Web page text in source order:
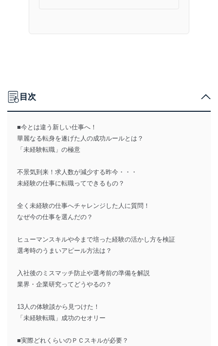
目次
■今とは違う新しい仕事へ！
華麗なる転身を遂げた人の成功ルールとは？
「未経験転職」の極意
不景気到来！求人数が減少する昨今・・・
未経験の仕事に転職ってできるもの？
全く未経験の仕事へチャレンジした人に質問！
なぜ今の仕事を選んだの？
ヒューマンスキルや今まで培った経験の活かし方を検証
選考時のうまいアピール方法は？
入社後のミスマッチ防止や選考前の準備を解説
業界・企業研究ってどうやるの？
13人の体験談から見つけた！
「未経験転職」成功のセオリー
■実際どれくらいのＰＣスキルが必要？